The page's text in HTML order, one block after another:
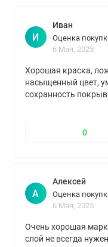
И
Иван
Оценка
6 Мая, 2025
Хорошая краска,
насыщенный цвет,
сохранность
0
А
Алексей
Оценка
6 Мая, 2025
Очень хорошая
слой не всегда